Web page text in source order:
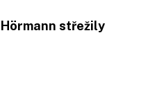
střežily